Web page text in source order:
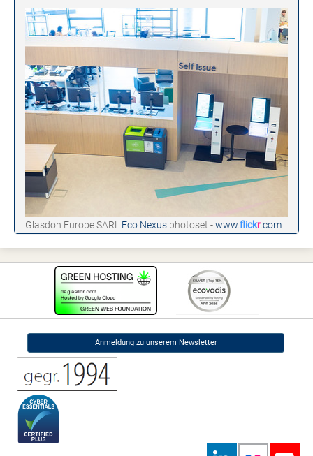
Glasdon Europe SARL Eco Nexus photoset -www.flickr.com
Anmeldung zu unserem Newsletter